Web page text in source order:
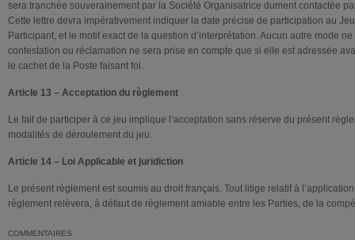
sera tranchée souverainement par la Société Organisatrice dument contactée
Cette lettre devra impérativement indiquer la date précise de participation au
Participant, et le motif exact de la question d’interprétation. Aucun autre mode
contestation ou réclamation ne sera prise en compte que si elle est adressée
le cachet de la Poste faisant foi.
Article 13 – Acceptation du règlement
Le fait de participer à ce jeu implique l’acceptation sans réserve du présent
modalités de déroulement du jeu.
Article 14 – Loi Applicable et juridiction
Le présent règlement est soumis au droit français. Tout litige relatif à
règlement relèvera, à défaut de règlement amiable entre les Parties, de la
COMMENTAIRES